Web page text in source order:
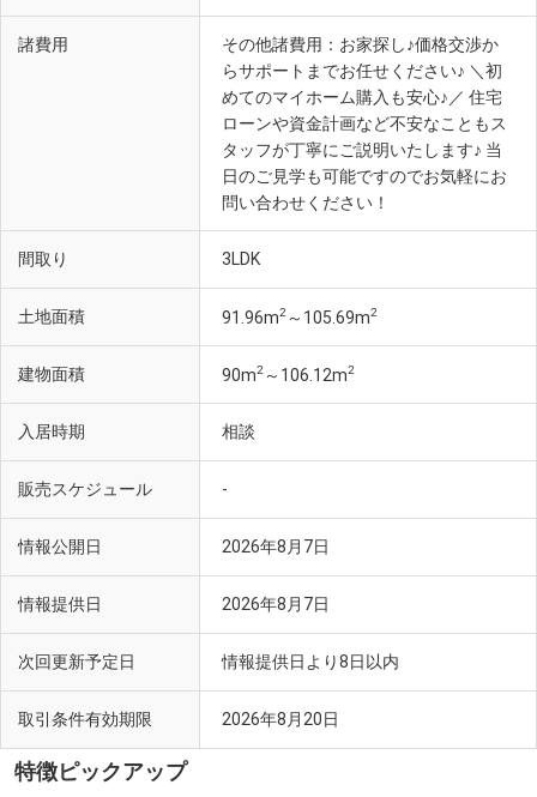
諸費用
その他諸費用：お家探し♪価格交渉か
らサポートまでお任せください♪ ＼初
めてのマイホーム購入も安心♪／ 住宅
ローンや資金計画など不安なこともス
タッフが丁寧にご説明いたします♪ 当
日のご見学も可能ですのでお気軽にお
問い合わせください！
間取り 3LDK
土地面積 91.96m2 ～105.69m2
建物面積 90m2 ～106.12m2
入居時期 相談
販売スケジュール -
情報公開日 2026年8月7日
情報提供日 2026年8月7日
次回更新予定日 情報提供日より8日以内
取引条件有効期限 2026年8月20日
特徴ピックアップ